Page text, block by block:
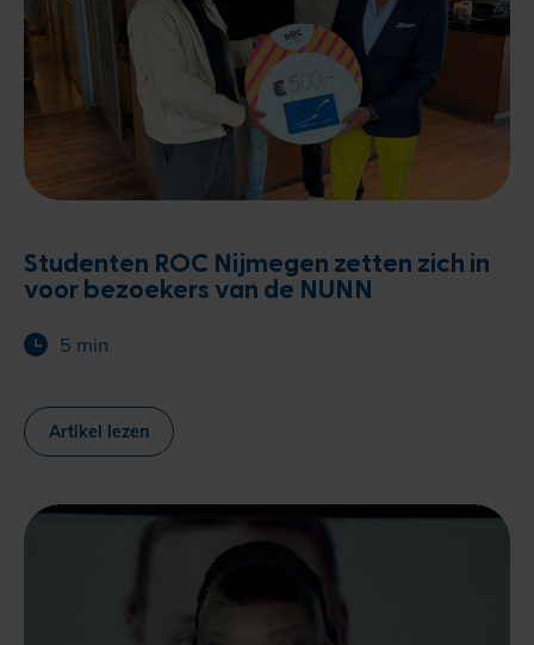
Studenten ROC Nijmegen zetten zich in
voor bezoekers van de NUNN
5 min
Artikel lezen